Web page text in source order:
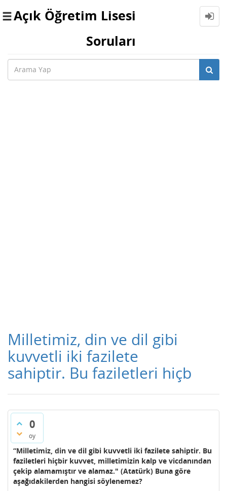
Toggle
Açık Öğretim Lisesi
Soruları
Milletimiz, din ve dil gibi
kuvvetli iki fazilete
sahiptir. Bu faziletleri hiçb
0
oy
“Milletimiz, din ve dil gibi kuvvetli iki fazilete sahiptir. Bu
faziletleri hiçbir kuvvet, milletimizin kalp ve vicdanından
çekip alamamıştır ve alamaz." (Atatürk) Buna göre
aşağıdakilerden hangisi söylenemez?